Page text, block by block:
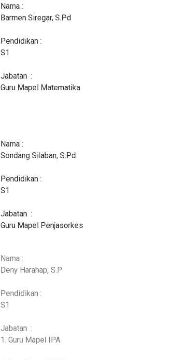
Nama :
Barmen Siregar, S.Pd
Pendidikan :
S1
Jabatan :
Guru Mapel Matematika
Nama :
Sondang Silaban, S.Pd
Pendidikan :
S1
Jabatan :
Guru Mapel Penjasorkes
Nama :
Deny Harahap, S.P
Pendidikan :
S1
Jabatan :
1. Guru Mapel IPA